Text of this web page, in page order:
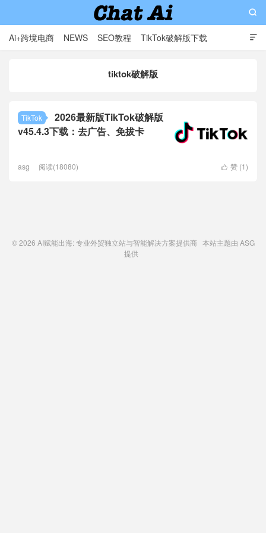

Ai+跨境电商 NEWS SEO教程 TikTok破解版下载

tiktok破解版
TikTok
2026最新版TikTok破解版
v45.4.3下载：去广告、免拔卡
 赞 (1)
asg 阅读(18080)
© 2026 AI赋能出海: 专业外贸独立站与智能解决方案提供商本站主题由 ASG
提供